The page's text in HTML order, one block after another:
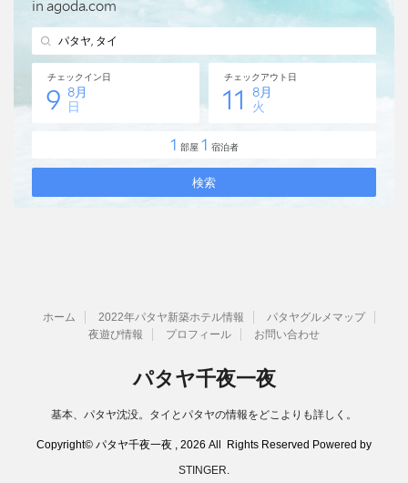
ホーム 2022年パタヤ新築ホテル情報
パタヤグルメマップ
夜遊び情報
プロフィール お問い合わせ
パタヤ千夜一夜
基本、パタヤ沈没。タイとパタヤの情報をどこよりも詳しく。
Copyright© パタヤ千夜一夜 , 2026 All Rights Reserved Powered by
STINGER.